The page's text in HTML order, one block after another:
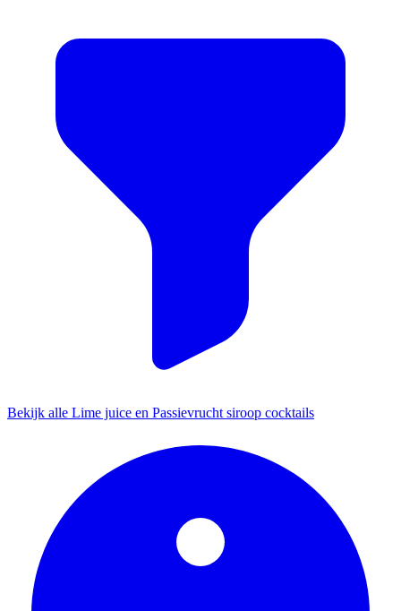
Bekijk alle Lime juice en Passievrucht siroop cocktails